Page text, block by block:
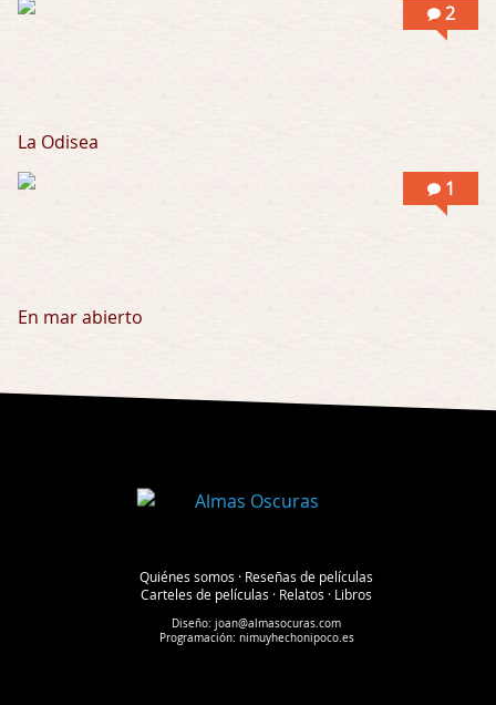
2
La Odisea
1
En mar abierto
Quiénes somos · Reseñas de películas
Carteles de películas · Relatos · Libros
Diseño:joan@almasocuras.com
Programación: nimuyhechonipoco.es